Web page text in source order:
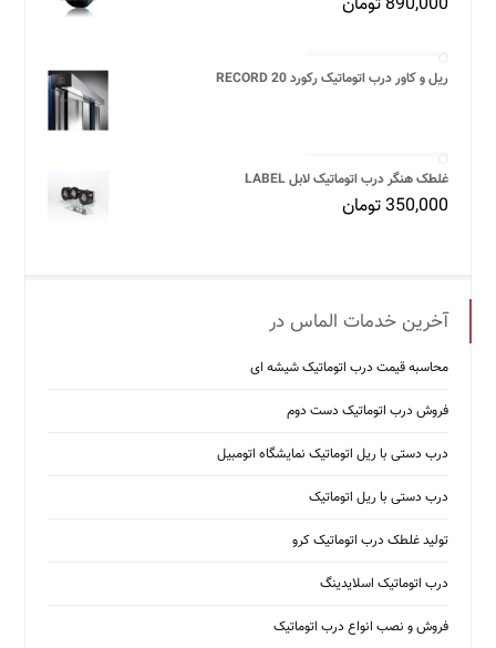
ریل و کاور درب اتوماتیک رکورد 20 RECORD
غلطک هنگر درب اتوماتیک لابل LABEL
350,000تومان
آخرین خدمات الماس در
محاسبه قیمت درب اتوماتیک شیشه ‌ای
فروش درب اتوماتیک دست دوم
درب دستی با ریل اتوماتیک نمایشگاه اتومبیل
درب دستی با ریل اتوماتیک
تولید غلطک درب اتوماتیک کرو
درب اتوماتیک اسلایدینگ
فروش و نصب انواع درب اتوماتیک